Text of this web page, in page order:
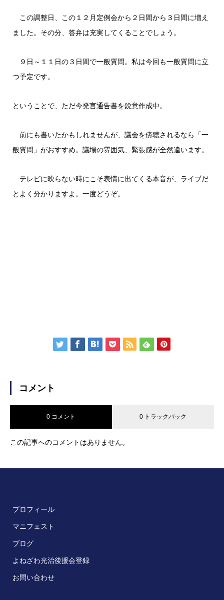
この調整日、この１２月定例会から２日間から３日間に増え
ました。その分、答弁は充実してくることでしょう。
９日～１１日の３日間で一般質問。私は今回も一般質問に立
つ予定です。
ということで、ただ今発言通告書を鋭意作成中。
前にも書いたかもしれませんが、議会を傍聴されるなら「一
般質問」がおすすめ。議場の雰囲気、緊張感が全然違います。
テレビに映らない時にこそ表情に出てくる本音が、ライブだ
とよく分かりますよ。一度どうぞ。
コメント
0 コメント 0 トラックバック
この記事へのコメントはありません。
プロフィール
マニフェスト
ブログ
よねざわ光治後援会登録
お問い合わせ